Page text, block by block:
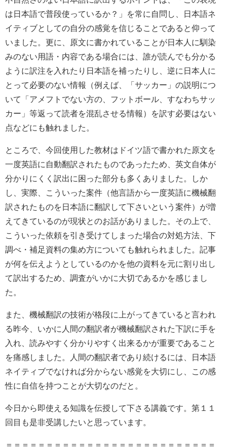
は日本語で普段使っているか？」を常に自問し、日本語ネ
イティブとしての自分の感覚を信じることであると仰って
いました。更に、原文に書かれていることが日本人に馴染
みのない用語・内容である場合には、誰が読んでも分かる
ように訳注を入れたり日本語を補ったりし、逆に日本人に
とって必要のない情報（例えば、「サッカー」の説明につ
いて「アメフトでない方の、フットボール、すなわちサッ
カー」等返って読者を混乱させる情報）を訳す必要はない
点などにも触れました。
ところで、今回使用した教材はドイツ語で書かれた原文を
一度英語に自動翻訳されたものであったため、英文自体が
分かりにくく訳出に困った部分も多くありました。しか
し、実際、こういった案件（他言語から一度英語に機械翻
訳されたものを日本語に翻訳して下さいという案件）が増
えてきているのが現状とのお話がありました。その上で、
こういった依頼を引き受けてしまった場合の対処方法、下
調べ・補足資料の集め方についても触れられました。記事
が何を伝えようとしているのかを他の資料を元に割り出し
て訳出するため、調査がいかに大切であるかを感じまし
た。
また、機械翻訳の技術が格段に上がってきていると言われ
る昨今、いかに人間の翻訳者が機械翻訳された下訳に手を
入れ、読みやすく分かりやすく出来るかが重要であること
を痛感しました。人間の翻訳者であり続けるには、日本語
ネイティブでなければ分からない感覚を大切にし、この感
性に自信を持つことが大切なのだと。
今日から即使える知識を伝授して下さる講義です。第１１
回目も是非受講したいと思っています。
＝＝＝＝＝＝＝＝＝＝＝＝＝＝＝＝＝＝＝＝＝＝＝＝＝＝